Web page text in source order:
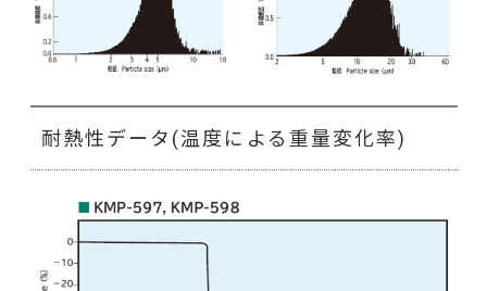
耐熱性データ(温度による重量変化率)